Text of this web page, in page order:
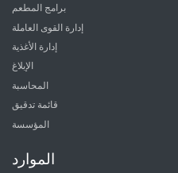
برامج المطعم
إدارة القوى العاملة
إدارة الأغذية
الإبلاغ
المحاسبة
قائمة تدقيق
المؤسسة
الموارد